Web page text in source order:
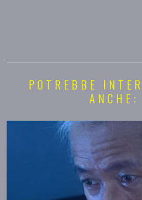
POTREBBE
ANCHE: